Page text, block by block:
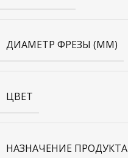
ДИАМЕТР ФРЕЗЫ (ММ)
ЦВЕТ
НАЗНАЧЕНИЕ ПРОДУКТА